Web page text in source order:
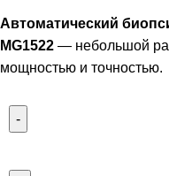
Автоматический
MG1522 — небольшой
мощностью и точностью.